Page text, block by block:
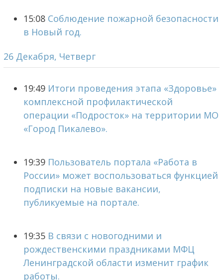
15:08 Соблюдение пожарной безопасности
в Новый год.
26 Декабря, Четверг
19:49 Итоги проведения этапа «Здоровье»
комплексной профилактической
операции «Подросток» на территории МО
«Город Пикалево».
19:39 Пользователь портала «Работа в
России» может воспользоваться функцией
подписки на новые вакансии,
публикуемые на портале.
19:35 В связи с новогодними и
рождественскими праздниками МФЦ
Ленинградской области изменит график
работы.